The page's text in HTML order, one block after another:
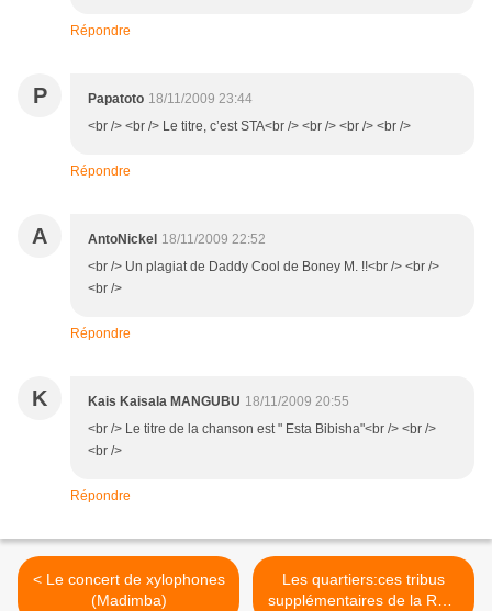
Répondre
P Papatoto 18/11/2009 23:44
<br /> <br /> Le titre, c’est STA<br /> <br /> <br /> <br />
Répondre
A AntoNickel 18/11/2009 22:52
<br /> Un plagiat de Daddy Cool de Boney M. !!<br /> <br />
<br />
Répondre
K Kais Kaisala MANGUBU 18/11/2009 20:55
<br /> Le titre de la chanson est " Esta Bibisha"<br /> <br />
<br />
Répondre
< Le concert de xylophones
(Madimba)
Les quartiers:ces tribus
supplémentaires de la RDC